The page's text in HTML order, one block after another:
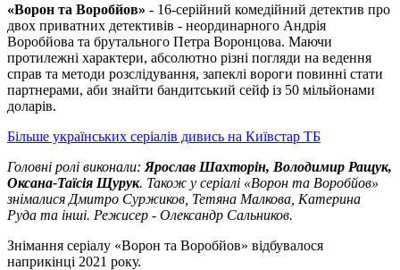
«Ворон та Воробйов» - 16-серійний комедійний детектив про
двох приватних детективів - неординарного Андрія
Воробйова та брутального Петра Воронцова. Маючи
протилежні характери, абсолютно різні погляди на ведення
справ та методи розслідування, запеклі вороги повинні стати
партнерами, аби знайти бандитський сейф із 50 мільйонами
доларів.
Більше українських серіалів дивись на Київстар ТБ
Головні ролі виконали: Ярослав Шахторін, Володимир Ращук,
Оксана-Таїсія Щурук. Також у серіалі «Ворон та Воробйов»
знімалися Дмитро Суржиков, Тетяна Малкова, Катерина
Руда та інші. Режисер - Олександр Сальников.
Знімання серіалу «Ворон та Воробйов» відбувалося
наприкінці 2021 року.